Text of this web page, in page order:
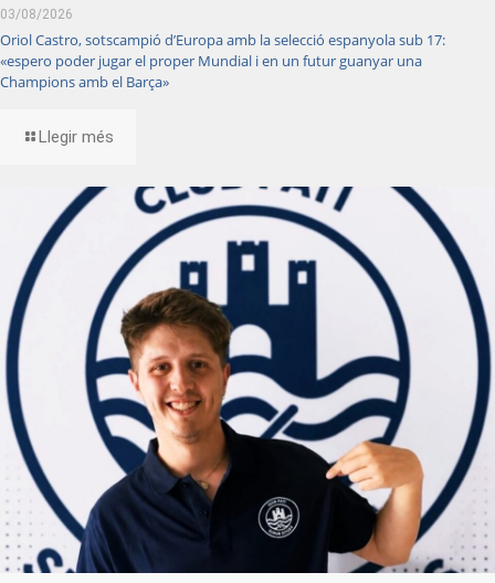
03/08/2026
Oriol Castro, sotscampió d’Europa amb la selecció espanyola sub 17:
«espero poder jugar el proper Mundial i en un futur guanyar una
Champions amb el Barça»
Llegir més